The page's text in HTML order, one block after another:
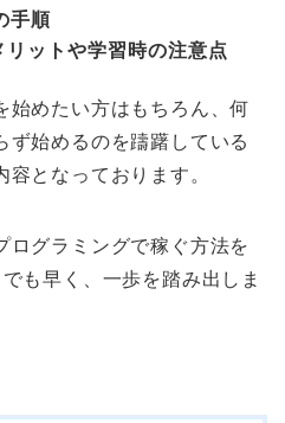
手順
ットや学習時の注意点
始めたい方はもちろん、何
ず始めるのを躊躇している
となっております。
ログラミングで稼ぐ方法を
も早く、一歩を踏み出しま